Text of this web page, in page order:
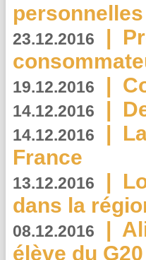
personnelles
23.12.2016 |
19.12.2016 |
14.12.2016 |
14.12.2016 |
France
13.12.2016 |
dans la
08.12.2016 |
élève du G20